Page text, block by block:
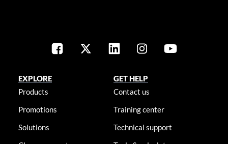
EXPLORE
Products
Promotions
Solutions
GET HELP
Contact us
Training center
Technical support